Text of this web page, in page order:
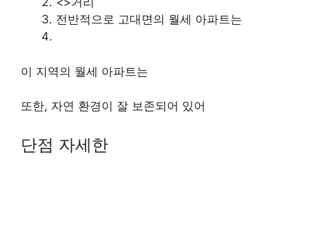
전반적으로 고대면의 월세 아파트는
이 지역의 월세 아파트는
또한, 자연 환경이 잘 보존되어 있어
단점 자세한